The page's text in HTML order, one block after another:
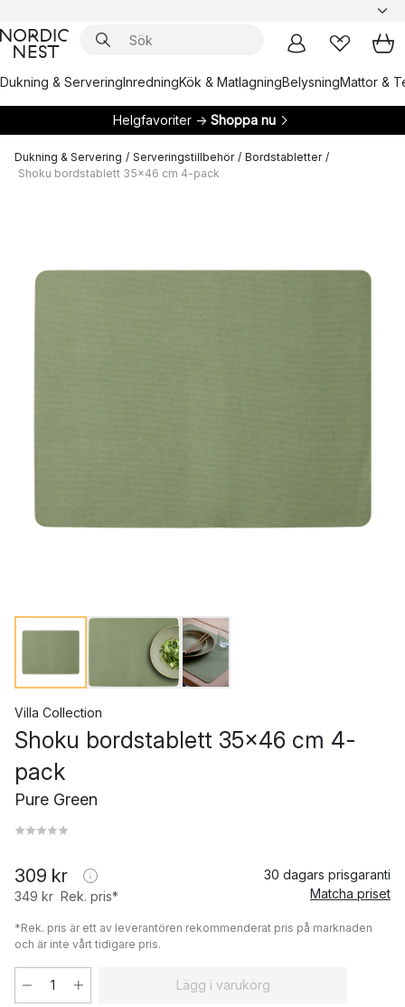
Dukning & ServeringInredningKök & MatlagningBelysningMattor &
Helgfavoriter → Shoppa nu
Dukning & Servering / Serveringstillbehör / Bordstabletter /
Shoku bordstablett 35x46 cm 4-pack
Villa Collection
Shoku bordstablett 35x46 cm 4-
pack
Pure Green
309 kr
349 kr Rek. pris*
30 dagars prisgaranti
Matcha priset
*Rek. pris är ett av leverantören rekommenderat pris på marknaden
och är inte vårt tidigare pris.
Lägg i varukorg